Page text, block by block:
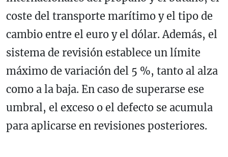
coste del transporte marítimo y el tipo de
cambio entre el euro y el dólar. Además, el
sistema de revisión establece un límite
máximo de variación del 5 %, tanto al alza
como a la baja. En caso de superarse ese
umbral, el exceso o el defecto se acumula
para aplicarse en revisiones posteriores.